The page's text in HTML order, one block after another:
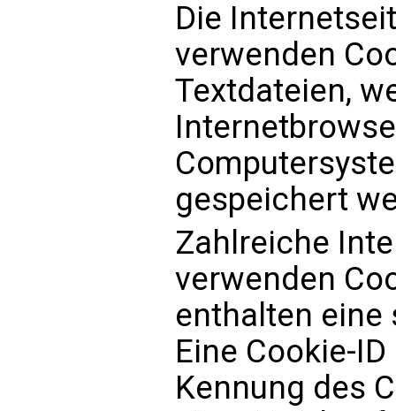
Die
verwenden
Textdateien,
gespeichert
Zahlreiche
verwenden
enthalten eine
Eine Cookie-
Kennung des